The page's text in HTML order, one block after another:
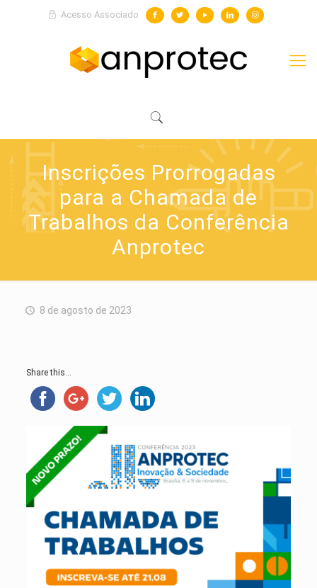
Acesso Associado
Inscrições Prorrogadas
para a Chamada de
Trabalhos da Conferência
Anprotec
8 de agosto de 2023
Share this...